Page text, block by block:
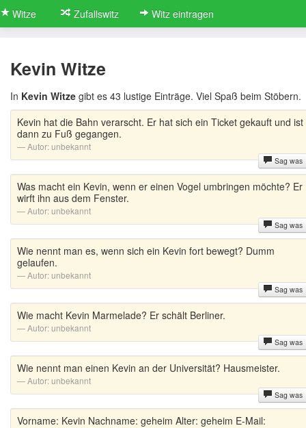
Witze Zufallswitz Witz eintragen
Kevin Witze
In Kevin Witze gibt es 43 lustige Einträge. Viel Spaß beim Stöbern.
Kevin hat die Bahn verarscht. Er hat sich ein Ticket gekauft und ist
dann zu Fuß gegangen.
Autor:unbekannt
Sag was
Was macht ein Kevin, wenn er einen Vogel umbringen möchte? Er
wirft ihn aus dem Fenster.
Autor:unbekannt
Sag was
Wie nennt man es, wenn sich ein Kevin fort bewegt? Dumm
gelaufen.
Autor:unbekannt
Sag was
Wie macht Kevin Marmelade? Er schält Berliner.
Autor:unbekannt
Sag was
Wie nennt man einen Kevin an der Universität? Hausmeister.
Autor:unbekannt
Sag was
Vorname: Kevin Nachname: geheim Alter: geheim E-Mail: